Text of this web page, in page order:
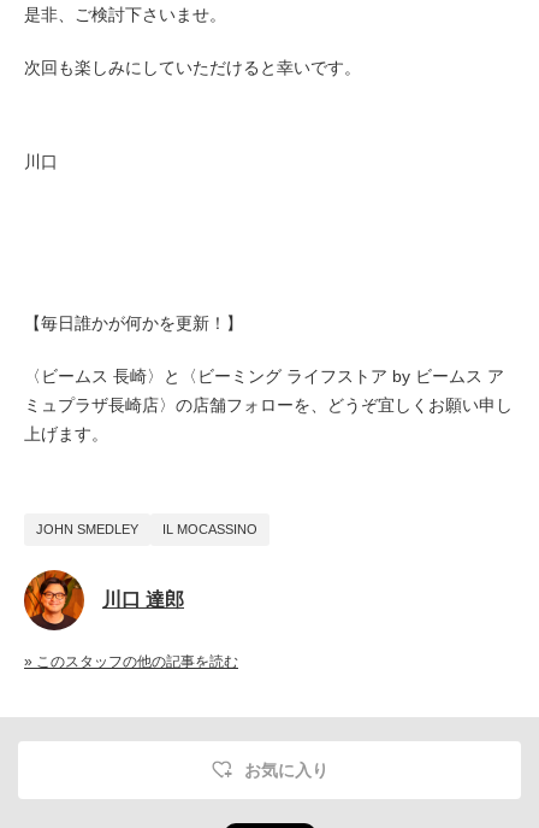
是非、ご検討下さいませ。
次回も楽しみにしていただけると幸いです。
川口
【毎日誰かが何かを更新！】
〈ビームス 長崎〉と〈ビーミング ライフストア by ビームス ア
ミュプラザ長崎店〉の店舗フォローを、どうぞ宜しくお願い申し
上げます。
JOHN SMEDLEY IL MOCASSINO
川口 達郎
» このスタッフの他の記事を読む
お気に入り